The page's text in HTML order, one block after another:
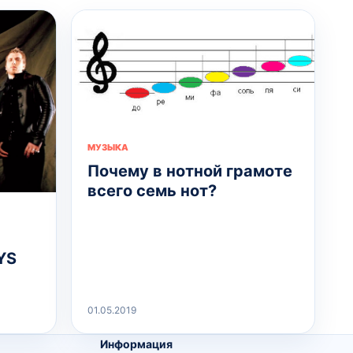
МУЗЫКА
Почему в нотной грамоте
всего семь нот?
01.05.2019
Информация